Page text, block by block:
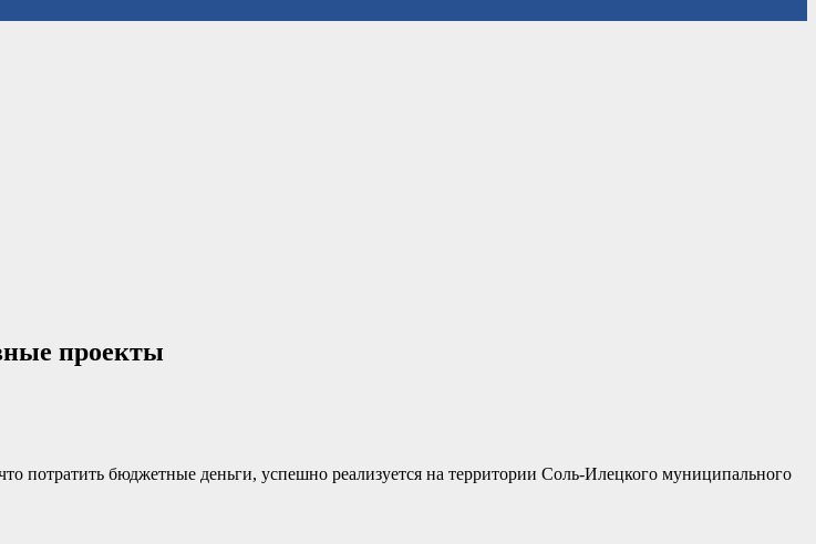
проекты
потратить бюджетные деньги, успешно реализуется на территории Соль-Илецкого муниципального